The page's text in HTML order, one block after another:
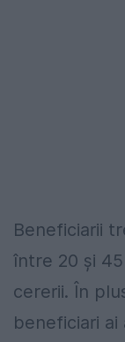
Beneficiarii
între 20 și
cererii. În
beneficiari